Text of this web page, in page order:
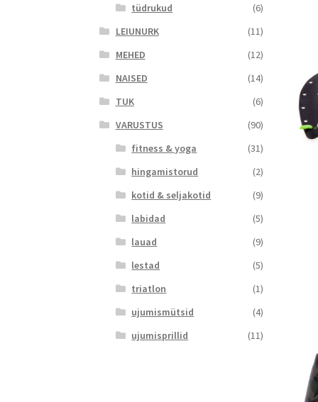
tüdrukud
(6)
LEIUNURK
(11)
MEHED
(12)
NAISED
(14)
TUK
(6)
VARUSTUS
(90)
fitness & yoga
(31)
hingamistorud
(2)
kotid & seljakotid
(9)
labidad
(5)
lauad
(9)
lestad
(5)
triatlon
(1)
ujumismütsid
(4)
ujumisprillid
(11)